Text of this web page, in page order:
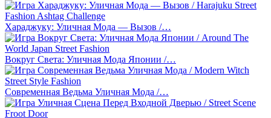
Хараджуку: Уличная Мода — Вызов /…
Вокруг Света: Уличная Мода Японии /…
Современная Ведьма Уличная Мода /…